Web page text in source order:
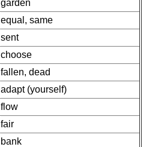
garden
equal, same
sent
choose
fallen, dead
adapt (yourself)
flow
fair
bank